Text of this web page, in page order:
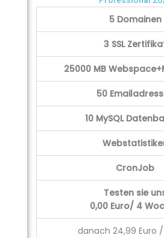
5 Domainen
3 SSL
25000 MB
50
10 MySQL
CronJob
Testen sie
0,00Euro/ 4
danach 24,99 Euro